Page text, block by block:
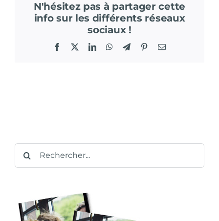
N'hésitez pas à partager cette
info sur les différents réseaux
sociaux !
Facebook LinkedInWhatsApp
TelegramPinterestEmail
Rechercher: